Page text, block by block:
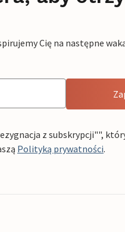
Cię na następne
z subskrypcji"",
Polityką prywatności.